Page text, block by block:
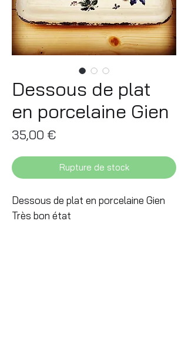
Dessous de plat
en porcelaine Gien
35,00 €Prix
Rupture de stock
Dessous de plat en porcelaine Gien
Très bon état